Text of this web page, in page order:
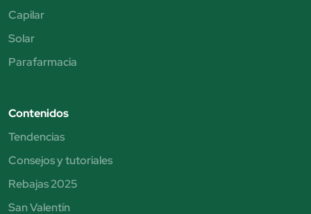
Capilar
Solar
Parafarmacia
Contenidos
Tendencias
Consejos y tutoriales
Rebajas 2025
San Valentín